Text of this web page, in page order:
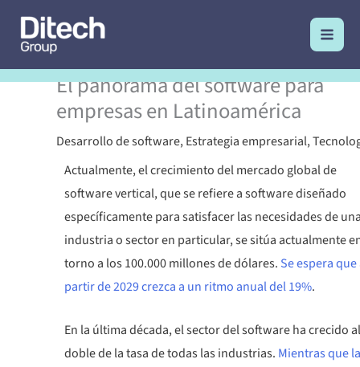
contenido
El panorama del software para
empresas en Latinoamérica
Desarrollo de software,Estrategia empresarial,
Actualmente, el crecimiento del mercado global de
software vertical, que se refiere a software diseñado
específicamente para satisfacer las necesidades de
industria o sector en particular, se sitúa actualmente
torno a los 100.000 millones de dólares. Se espera que
partir de 2029 crezca a un ritmo anual del 19%.
En la última década, el sector del software ha crecido al
doble de la tasa de todas las industrias. Mientras que la